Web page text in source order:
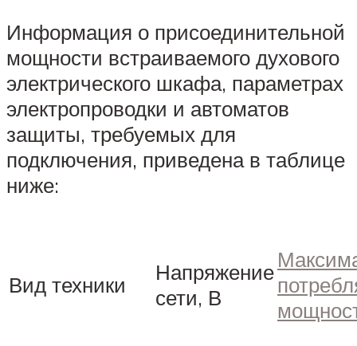
Информация о присоединительной
мощности встраиваемого духового
электрического шкафа, параметрах
электропроводки и автоматов
защиты, требуемых для
подключения, приведена в таблице
ниже:
Вид техники
Напряжение
сети, В